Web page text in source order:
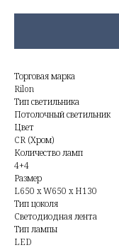
Торговая марка
Rilon
Тип светильника
Потолочный светильник
Цвет
CR (Хром)
Количество ламп
4+4
Размер
L650 x W650 x H130
Тип цоколя
Светодиодная лента
Тип лампы
LED